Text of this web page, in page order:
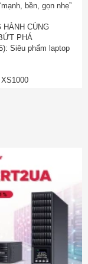
bền, gọn nhẹ”
HÀNH CÙNG
PHÁ
Siêu phẩm laptop